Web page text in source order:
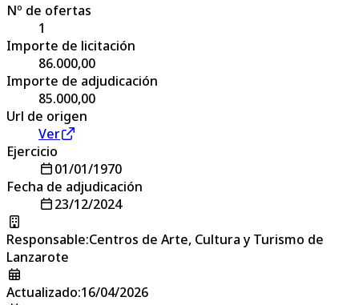
Nº de ofertas
1
Importe de licitación
86.000,00
Importe de adjudicación
85.000,00
Url de origen
Ver
Ejercicio
01/01/1970
Fecha de adjudicación
23/12/2024
Responsable:Centros de Arte, Cultura y Turismo de
Lanzarote
Actualizado:16/04/2026